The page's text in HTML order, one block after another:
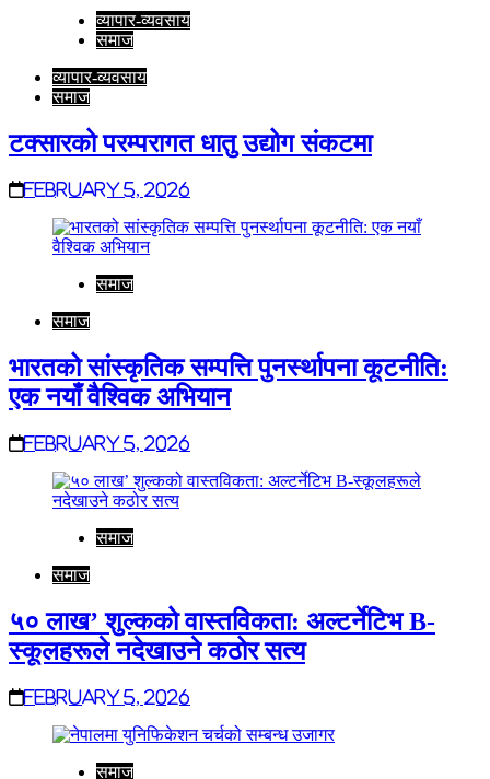
व्यापार-व्यवसाय
समाज
व्यापार-व्यवसाय
समाज
टक्सारको परम्परागत धातु उद्योग संकटमा
February 5, 2026
समाज
समाज
भारतको सांस्कृतिक सम्पत्ति पुनर्स्थापना कूटनीति:
एक नयाँ वैश्विक अभियान
February 5, 2026
समाज
समाज
५० लाख’ शुल्कको वास्तविकता: अल्टर्नेटिभ B-
स्कूलहरूले नदेखाउने कठोर सत्य
February 5, 2026
समाज